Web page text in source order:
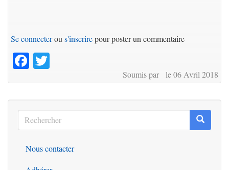
Se connecterou s'inscrirepour poster un commentaire
Facebook
Soumis par le 06 Avril 2018
Rechercher
Rechercher
Outils
Nous contacter